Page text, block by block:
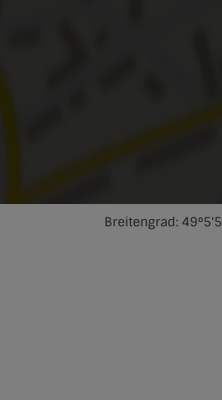
Breitengrad: